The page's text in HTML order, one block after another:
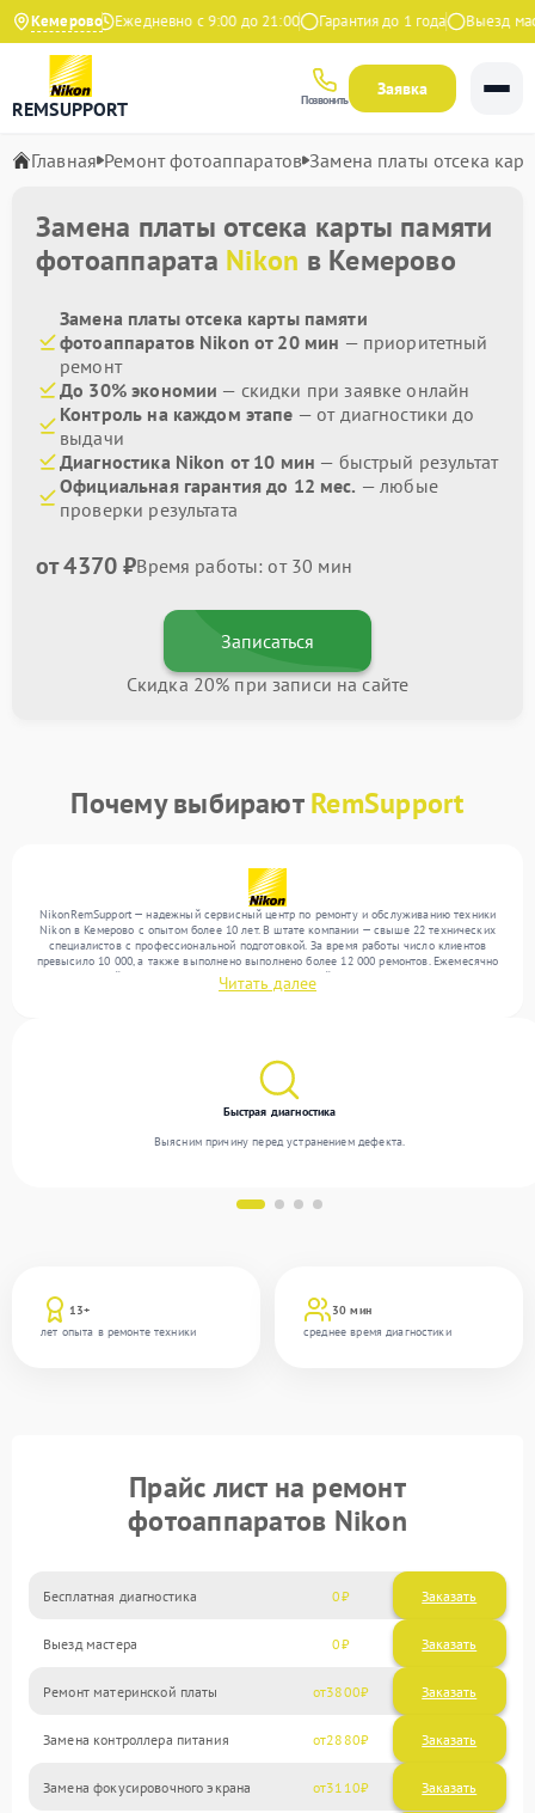
Кемерово
на Яндекс Ежедневно с 9:00 до 21:00 Гарантия до 1 года Выезд
REMSUPPORT Позвонить
Заявка
Главная Ремонт фотоаппаратов Замена платы отсека
Замена платы отсека карты памяти
фотоаппарата Nikon в Кемерово
Замена платы отсека карты памяти
фотоаппаратов Nikon от 20 мин — приоритетный
ремонт
До 30% экономии — скидки при заявке онлайн
Контроль на каждом этапе — от диагностики до
выдачи
Диагностика Nikon от 10 мин — быстрый результат
Официальная гарантия до 12 мес. — любые
проверки результата
от 4370 ₽Время работы: от 30 мин
Записаться
Скидка 20% при записи на сайте
Почему выбираютRemSupport
NikonRemSupport — надежный сервисный центр по ремонту и обслуживанию техники
Nikon в Кемерово с опытом более 10 лет. В штате компании — свыше 22 технических
специалистов с профессиональной подготовкой. За время работы число клиентов
превысило 10 000, а также выполнено выполнено более 12 000 ремонтов. Ежемесячно
в сервисный центр поступает более 300 обращений, включая , , . Мы выполняем
ремонт различного уровня сложности и обеспечиваем надежный результат благодаря
Читать далее
13+
лет опыта в ремонте техники
30 мин
среднее время диагностики
Быстрая диагностика
Выясним причину перед устранением дефекта.
Прайс лист на ремонт
фотоаппаратов Nikon
Бесплатная диагностика 0 Заказать
Выезд мастера 0 Заказать
Ремонт материнской платы 3800
Замена контроллера питания 2880
Замена фокусировочного экрана 3110